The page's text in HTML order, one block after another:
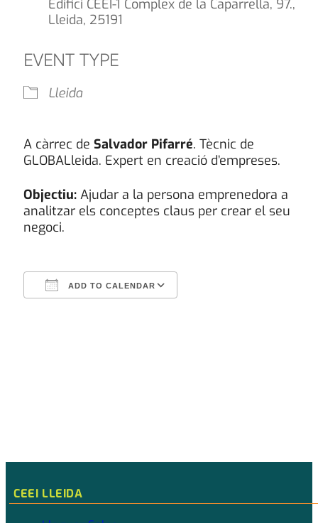
Edifici CEEI-1 Complex de la Caparrella, 97.,
Lleida, 25191
EVENT TYPE
Lleida
A càrrec de Salvador Pifarré. Tècnic de
GLOBALleida. Expert en creació d’empreses.
Objectiu: Ajudar a la persona emprenedora a
analitzar els conceptes claus per crear el seu
negoci.
ADD TO CALENDAR
CEEI LLEIDA